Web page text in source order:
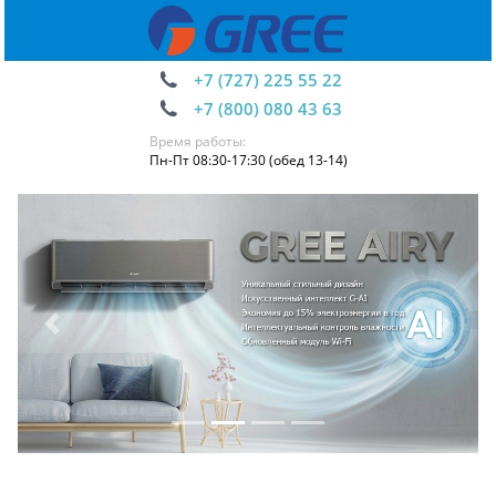
+7 (727) 225 55 22
+7 (800) 080 43 63
Время работы:
Пн-Пт 08:30-17:30 (обед 13-14)
Previous Next